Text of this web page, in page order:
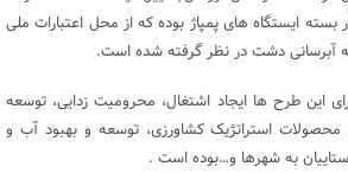
ایستگاه های پمپاژ بوده که از محل اعتبارات ملی
این طرح ها ایجاد اشتغال، محرومیت زدایی، توسعه
محصولات استراتژیک کشاورزی، توسعه و بهبود آب و
به شهرها و…بوده است .